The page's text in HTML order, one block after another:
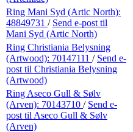
Ring Mani Syd (Artic North):
48849731 / Send e-post til
Mani Syd (Artic North)
Ring Christiania Belysning
(Artwood): 70147111 / Send e-
post til Christiania Belysning
(Artwood)
Ring Aseco Gull & Sølv
(Arven): 70143710 / Send e-
post til Aseco Gull & Sølv
(Arven)